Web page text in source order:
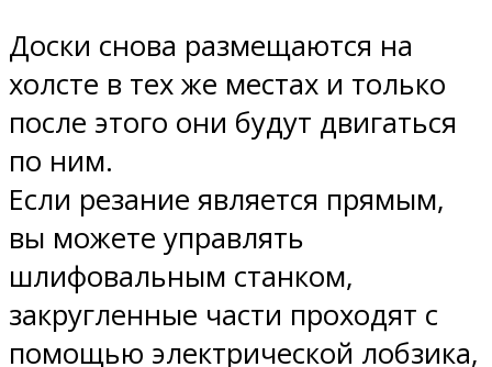
Доски снова размещаются на
холсте в тех же местах и ​​только
после этого они будут двигаться
по ним.
Если резание является прямым,
вы можете управлять
шлифовальным станком,
закругленные части проходят с
помощью электрической лобзика,